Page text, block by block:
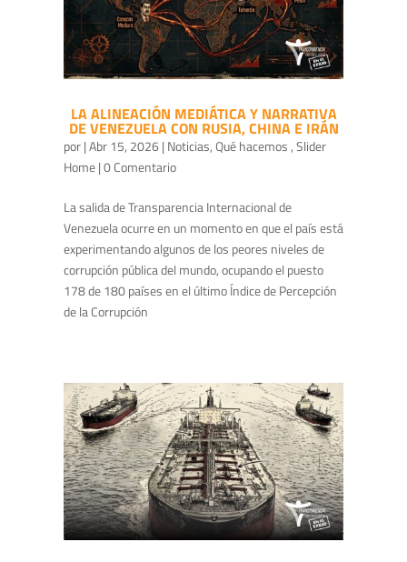
LA ALINEACIÓN MEDIÁTICA Y NARRATIVA
DE VENEZUELA CON RUSIA, CHINA E IRÁN
por|Abr 15, 2026| Noticias,Qué hacemos ,Slider
Home| 0 Comentario
La salida de Transparencia Internacional de
Venezuela ocurre en un momento en que el país está
experimentando algunos de los peores niveles de
corrupción pública del mundo, ocupando el puesto
178 de 180 países en el último Índice de Percepción
de la Corrupción